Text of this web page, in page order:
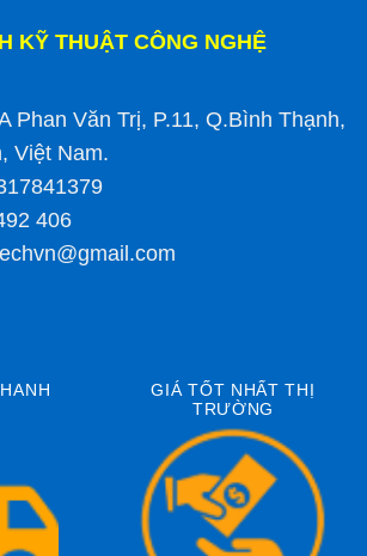
KỸ THUẬT CÔNG NGHỆ
Phan Văn Trị, P.11, Q.Bình Thạnh,
Việt Nam.
406
GIÁ TỐT NHẤT THỊ
TRƯỜNG